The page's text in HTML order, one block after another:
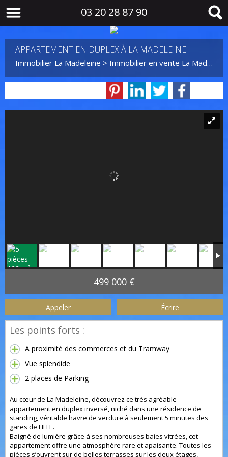
03 20 28 87 90
APPARTEMENT EN DUPLEX À LA MADELEINE
Immobilier La Madeleine > Immobilier en vente La Madeleine
499 000 €
Appeler Écrire
Les points forts :
A proximité des commerces et du Tramway
Vue splendide
2 places de Parking
Au cœur de La Madeleine, découvrez ce très agréable
appartement en duplex inversé, niché dans une résidence de
standing, véritable havre de verdure à seulement 5 minutes des
gares de LILLE.
Baigné de lumière grâce à ses nombreuses baies vitrées, cet
appartement offre une atmosphère rare et apaisante. Toutes les
pièces s’ouvrent sur de belles terrasses sur les deux étages,